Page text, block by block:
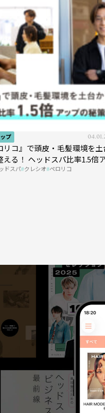
プ
リコ』で頭皮・毛髪環境を土
える！ ヘッドスパ比率1.5倍
策を大公開
ドスパ クレシオ ペロリコ